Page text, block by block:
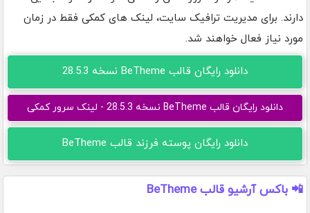
دارند. برای مدیریت ترافیک سایت، لینک های کمکی فقط در زمان
مورد نیاز فعال خواهند شد.
دانلود رایگان قالب BeTheme نسخه 28.5.3
دانلود رایگان قالب BeTheme نسخه 28.5.3 - لینک سرور کمکی
دانلود رایگان پوسته فرزند قالب BeTheme
📲 باکس آرشیو قالب BeTheme